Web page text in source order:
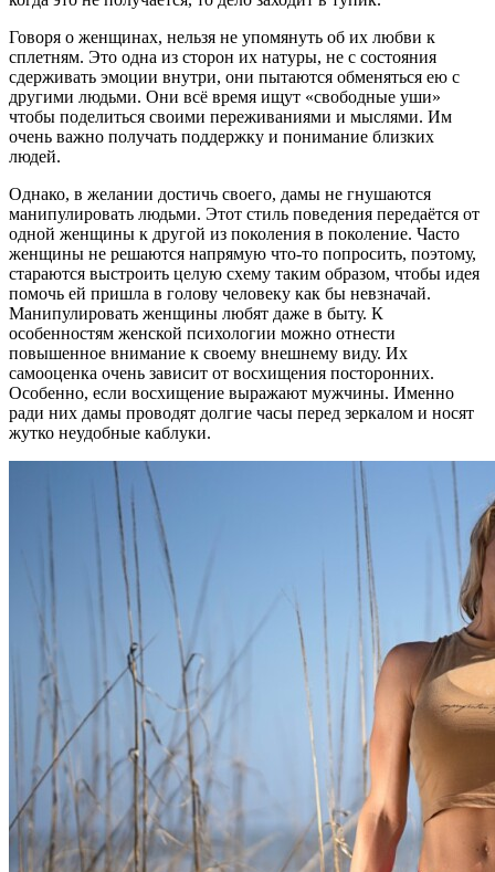
Говоря о женщинах, нельзя не упомянуть об их любви к
сплетням. Это одна из сторон их натуры, не с состояния
сдерживать эмоции внутри, они пытаются обменяться ею с
другими людьми. Они всё время ищут «свободные уши»
чтобы поделиться своими переживаниями и мыслями. Им
очень важно получать поддержку и понимание близких
людей.
Однако, в желании достичь своего, дамы не гнушаются
манипулировать людьми. Этот стиль поведения передаётся от
одной женщины к другой из поколения в поколение. Часто
женщины не решаются напрямую что-то попросить, поэтому,
стараются выстроить целую схему таким образом, чтобы идея
помочь ей пришла в голову человеку как бы невзначай.
Манипулировать женщины любят даже в быту. К
особенностям женской психологии можно отнести
повышенное внимание к своему внешнему виду. Их
самооценка очень зависит от восхищения посторонних.
Особенно, если восхищение выражают мужчины. Именно
ради них дамы проводят долгие часы перед зеркалом и носят
жутко неудобные каблуки.